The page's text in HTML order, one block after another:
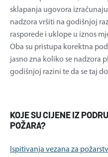
sklapanja ugovora
nadzora vršiti na godišnjoj
rasporede i uklope u iznos
Oba su pristupa korektna
jasno zna koliko se nadzora
godišnjoj razini te da se taj
KOJE SU CIJENE IZ
POŽARA?
Ispitivanja vezana za